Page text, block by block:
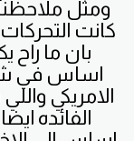
ومثل
كانت
اساس في
الامريكي